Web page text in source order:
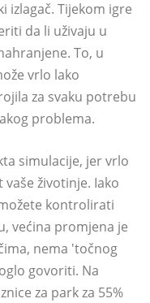
izlagač. Tijekom igre
da li uživaju u
To, u
vrlo lako
za svaku potrebu
problema.
simulacije, jer vrlo
životinje. Iako
kontrolirati
većina promjena je
nema 'točnog
govoriti. Na
za park za 55%